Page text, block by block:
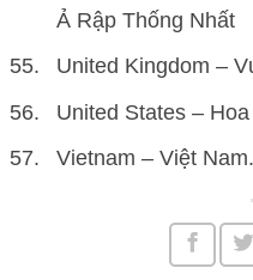
Ả Rập Thống Nhất
United Kingdom –
United States –
Vietnam – Việt Nam.